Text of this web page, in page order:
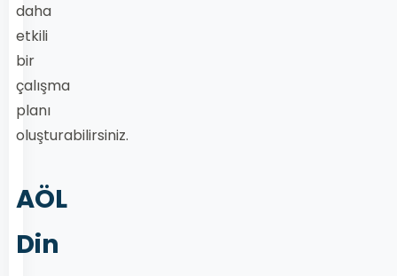
daha
etkili
bir
çalışma
planı
oluşturabilirsiniz.
AÖL
Din